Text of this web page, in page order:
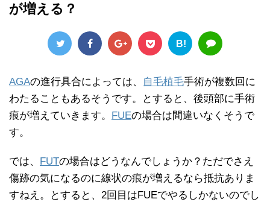
が増える？
B!
AGAの進行具合によっては、 自毛植毛手術が複数回に
わたることもあるそうです。とすると、後頭部に手術
痕が増えていきます。 FUEの場合は間違いなくそうで
す。
では、 FUTの場合はどうなんでしょうか？ただでさえ
傷跡の気になるのに線状の痕が増えるなら抵抗ありま
すねえ。とすると、2回目はFUEでやるしかないのでし